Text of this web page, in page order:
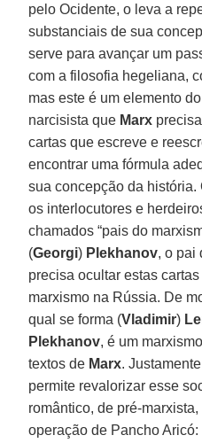
pelo Ocidente, o leva a
substanciais de sua
serve para avançar um
com a filosofia hegeliana,
mas este é um elemento
narcisista que Marx
cartas que escreve e
encontrar uma fórmula
sua concepção da
os interlocutores e
chamados “pais do
(Georgi) Plekhanov, o pai
precisa ocultar estas
marxismo na Rússia. De
qual se forma (Vladimir)
Plekhanov, é um
textos de Marx.
permite revalorizar esse
romântico, de pré-
operação de Pancho